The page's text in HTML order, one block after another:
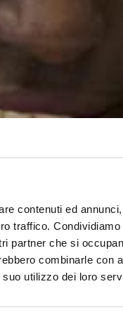
contenuti ed
traffico.
partner che si
combinarle con
utilizzo dei loro